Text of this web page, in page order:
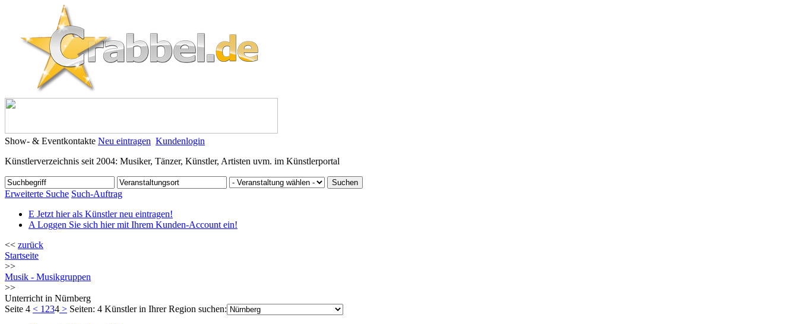
Show- & Eventkontakte Neu eintragen Kundenlogin
Künstlerverzeichnis seit 2004: Musiker, Tänzer, Künstler, Artisten uvm. im Künstlerportal
Erweiterte Suche Such-Auftrag
E Jetzt hier als Künstler neu eintragen!
A Loggen Sie sich hier mit Ihrem Kunden-Account ein!
<< zurück
Startseite
>>
Musik - Musikgruppen
>>
Unterricht in Nürnberg
Seite 4 < 1 234 > Seiten: 4 Künstler in Ihrer Region suchen: